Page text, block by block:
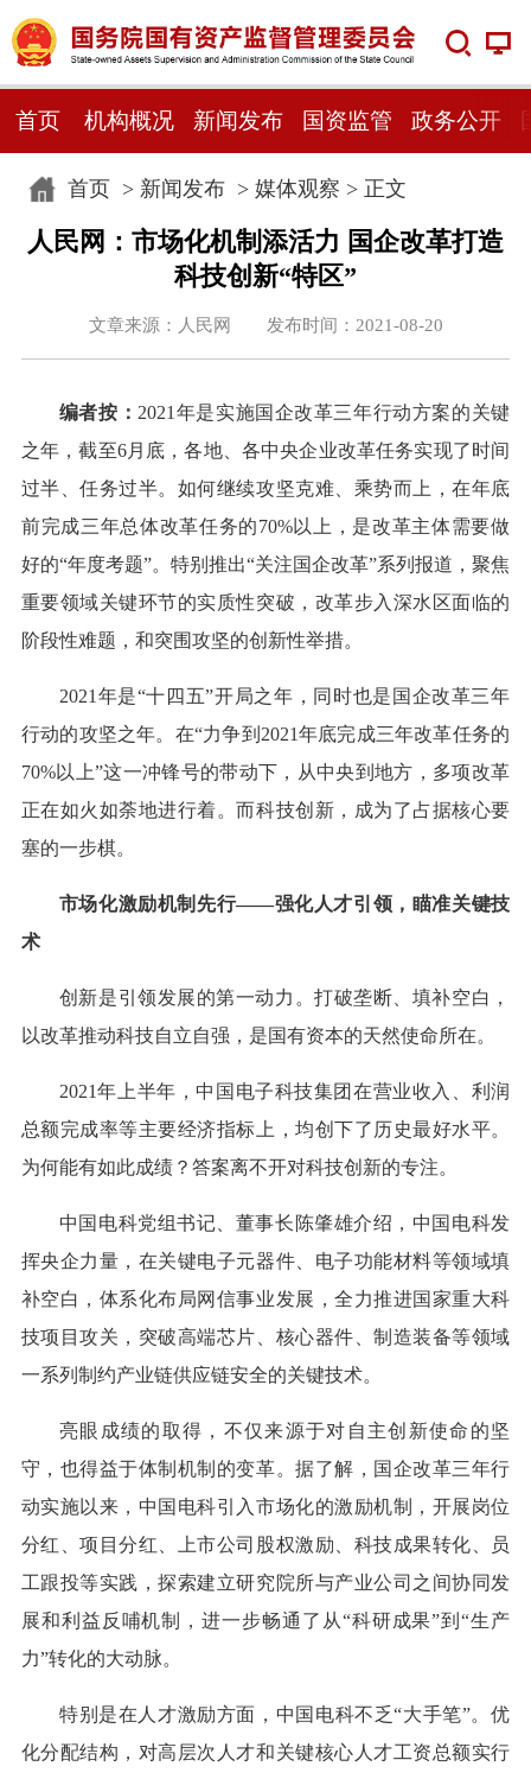
首页 机构概况 新闻发布 国资监管 政务公开
首页> 新闻发布> 媒体观察 > 正文
人民网：市场化机制添活力 国企改革打造
科技创新“特区”
文章来源：人民网 发布时间：2021-08-20
编者按：2021年是实施国企改革三年行动方案的关键
之年，截至6月底，各地、各中央企业改革任务实现了时间
过半、任务过半。如何继续攻坚克难、乘势而上，在年底
前完成三年总体改革任务的70%以上，是改革主体需要做
好的“年度考题”。特别推出“关注国企改革”系列报道，聚焦
重要领域关键环节的实质性突破，改革步入深水区面临的
阶段性难题，和突围攻坚的创新性举措。
2021年是“十四五”开局之年，同时也是国企改革三年
行动的攻坚之年。在“力争到2021年底完成三年改革任务的
70%以上”这一冲锋号的带动下，从中央到地方，多项改革
正在如火如荼地进行着。而科技创新，成为了占据核心要
塞的一步棋。
市场化激励机制先行——强化人才引领，瞄准关键技
术
创新是引领发展的第一动力。打破垄断、填补空白，
以改革推动科技自立自强，是国有资本的天然使命所在。
2021年上半年，中国电子科技集团在营业收入、利润
总额完成率等主要经济指标上，均创下了历史最好水平。
为何能有如此成绩？答案离不开对科技创新的专注。
中国电科党组书记、董事长陈肇雄介绍，中国电科发
挥央企力量，在关键电子元器件、电子功能材料等领域填
补空白，体系化布局网信事业发展，全力推进国家重大科
技项目攻关，突破高端芯片、核心器件、制造装备等领域
一系列制约产业链供应链安全的关键技术。
亮眼成绩的取得，不仅来源于对自主创新使命的坚
守，也得益于体制机制的变革。据了解，国企改革三年行
动实施以来，中国电科引入市场化的激励机制，开展岗位
分红、项目分红、上市公司股权激励、科技成果转化、员
工跟投等实践，探索建立研究院所与产业公司之间协同发
展和利益反哺机制，进一步畅通了从“科研成果”到“生产
力”转化的大动脉。
特别是在人才激励方面，中国电科不乏“大手笔”。优
化分配结构，对高层次人才和关键核心人才工资总额实行